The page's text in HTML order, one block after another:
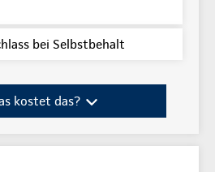
bei Selbstbehalt
kostet das?